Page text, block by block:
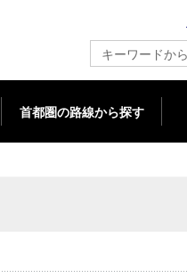
首都圏の路線から探す